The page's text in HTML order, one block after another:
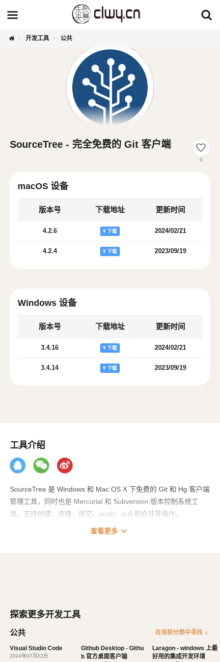
开发工具 公共
SourceTree - 完全免费的 Git 客户端
0
macOS 设备
版本号 下载地址 更新时间
4.2.6 下载 2024/02/21
4.2.4 下载 2023/09/19
Windows 设备
版本号 下载地址 更新时间
3.4.16 下载 2024/02/21
3.4.14 下载 2023/09/19
工具介绍
SourceTree 是 Windows 和 Mac OS X 下免费的 Git 和 Hg 客户端
管理工具，同时也是 Mercurial 和 Subversion 版本控制系统工
具。支持创建、克隆、提交、push、pull 和合并等操作。
SourceTree 拥有一个精美简洁的界面，大大简化了开发者与代码
通过一次单击，即可管理所有的 Git 库，无论是托管的还是本地的
通过一次单击，即可进行 commit、push、pull、merge 等操作
查看更多 expand_more
探索更多开发工具
公共 在当前分类中寻找 chevron_right
Visual Studio Code
2024年07月22日
Github Desktop - Githu
b 官方桌面客户端
Laragon - windows 上最
好用的集成开发环境